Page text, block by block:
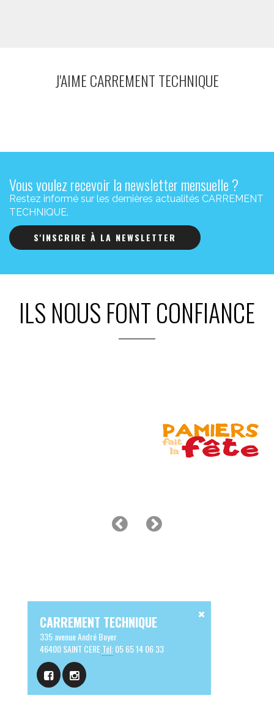
J'AIME CARREMENT TECHNIQUE
Vous voulez recevoir la newsletter mensuelle ?
Restez informé sur les dernières actualités CARREMENT
TECHNIQUE.
S'INSCRIRE À LA NEWSLETTER
ILS NOUS FONT CONFIANCE
CARREMENT TECHNIQUE
335 avenue André Boyer
46400 SAINT CERETél:05 65 14 06 33